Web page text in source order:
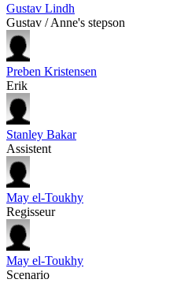
Gustav Lindh
Gustav / Anne's stepson
Preben Kristensen
Erik
Stanley Bakar
Assistent
May el-Toukhy
Regisseur
May el-Toukhy
Scenario